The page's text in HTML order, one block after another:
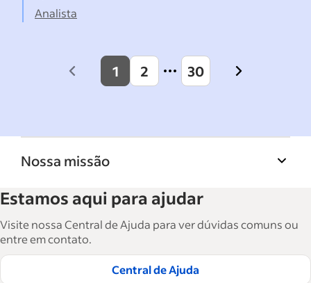
Analista
Previous
1 2 30
Next
Nossa missão
Indeed ajuda empresas a crescer e gerenciar a
força de trabalho. São mais de 15 mil artigos
em seis idiomas, em que você encontra
conselhos táticos, instruções e práticas
recomendadas para ajudar as empresas a
Estamos aqui para ajudar
Visite nossa Central de Ajuda para ver dúvidas comuns ou
entre em contato.
Central de Ajuda